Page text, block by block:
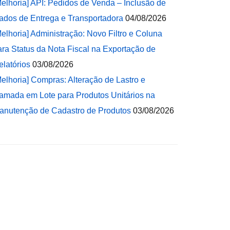
API: Pedidos de Venda – Inclusão de
de Entrega e Transportadora 04/08/2026
Administração: Novo Filtro e Coluna
Status da Nota Fiscal na Exportação de
03/08/2026
Compras: Alteração de Lastro e
em Lote para Produtos Unitários na
de Cadastro de Produtos 03/08/2026